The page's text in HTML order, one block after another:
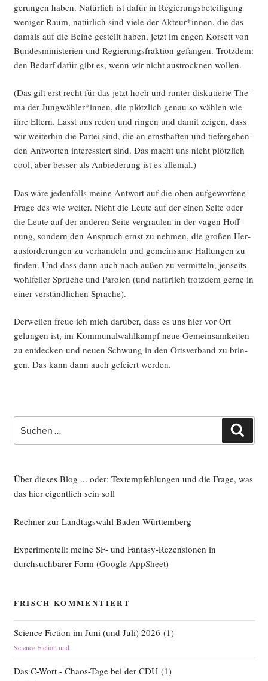
gerun­gen haben. Natür­lich ist dafür in Regie­rungs­be­tei­li­gung
weni­ger Raum, natür­lich sind vie­le der Akteur*innen, die das
damals auf die Bei­ne gestellt haben, jetzt im engen Kor­sett von
Bun­des­mi­nis­te­ri­en und Regie­rungs­frak­ti­on gefan­gen. Trotz­dem:
den Bedarf dafür gibt es, wenn wir nicht aus­trock­nen wollen.
(Das gilt erst recht für das jetzt hoch und run­ter dis­ku­tier­te The­
ma der Jungwähler*innen, die plötz­lich genau so wäh­len wie
ihre Eltern. Lasst uns reden und rin­gen und damit zei­gen, dass
wir wei­ter­hin die Par­tei sind, die an ernst­haf­ten und tie­fer­ge­hen­
den Ant­wor­ten inter­es­siert sind. Das macht uns nicht plötz­lich
cool, aber bes­ser als Anbie­de­rung ist es allemal.)
Das wäre jeden­falls mei­ne Ant­wort auf die oben auf­ge­wor­fe­ne
Fra­ge des wie wei­ter. Nicht die Leu­te auf der einen Sei­te oder
die Leu­te auf der ande­ren Sei­te ver­grau­len in der vagen Hoff­
nung, son­dern den Anspruch ernst zu neh­men, die gro­ßen Her­
aus­for­de­run­gen zu ver­han­deln und gemein­sa­me Hal­tun­gen zu
fin­den. Und dass dann auch nach außen zu ver­mit­teln, jen­seits
wohl­fei­ler Sprü­che und Paro­len (und natür­lich trotz­dem ger­ne in
einer ver­ständ­li­chen Sprache).
Der­wei­len freue ich mich dar­über, dass es uns hier vor Ort
gelun­gen ist, im Kom­mu­nal­wahl­kampf neue Gemein­sam­kei­ten
zu ent­de­cken und neu­en Schwung in den Orts­ver­band zu brin­
gen. Das kann dann auch gefei­ert werden.
nach:
Über dieses Blog ... oder: Textempfehlungen und die Frage, was
das hier eigentlich sein soll
Rechner zur Landtagswahl Baden-Württemberg
Experimentell: meine SF- und Fantasy-Rezensionen in
durchsuchbarer Form(Google AppSheet)
FRISCH KOMMENTIERT
Science Fiction im Juni (und Juli) 2026 (1)
Science Fiction und
Das C-Wort - Chaos-Tage bei der CDU(1)